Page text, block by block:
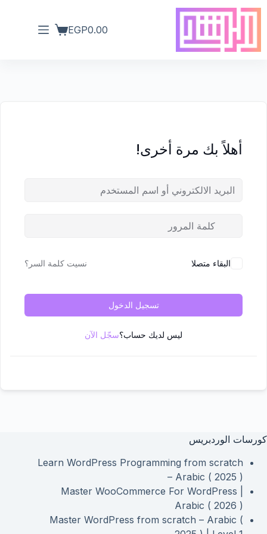
EGP0.00
أهلاً بك مرة أخرى!
البقاء متصلا نسيت كلمة السر؟
تسجيل الدخول
ليس لديك حساب؟سجّل الآن
كورسات الوردبريس
Learn WordPress Programming from scratch
– Arabic ( 2025 )
Master WooCommerce For WordPress |
Arabic ( 2026 )
Master WordPress from scratch – Arabic (